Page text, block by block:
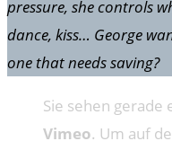
pressure, she controls
dance, kiss… George
one that needs saving?
Sie sehen gerade
Vimeo. Um auf